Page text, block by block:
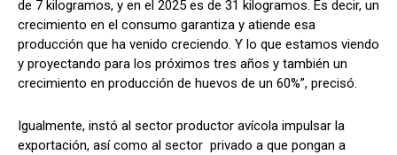
de 7 kilogramos, y en el 2025 es de 31 kilogramos. Es decir, un
crecimiento en el consumo garantiza y atiende esa
producción que ha venido creciendo. Y lo que estamos viendo
y proyectando para los próximos tres años y también un
crecimiento en producción de huevos de un 60%”, precisó.
Igualmente, instó al sector productor avícola impulsar la
exportación, así como al sector privado a que pongan a